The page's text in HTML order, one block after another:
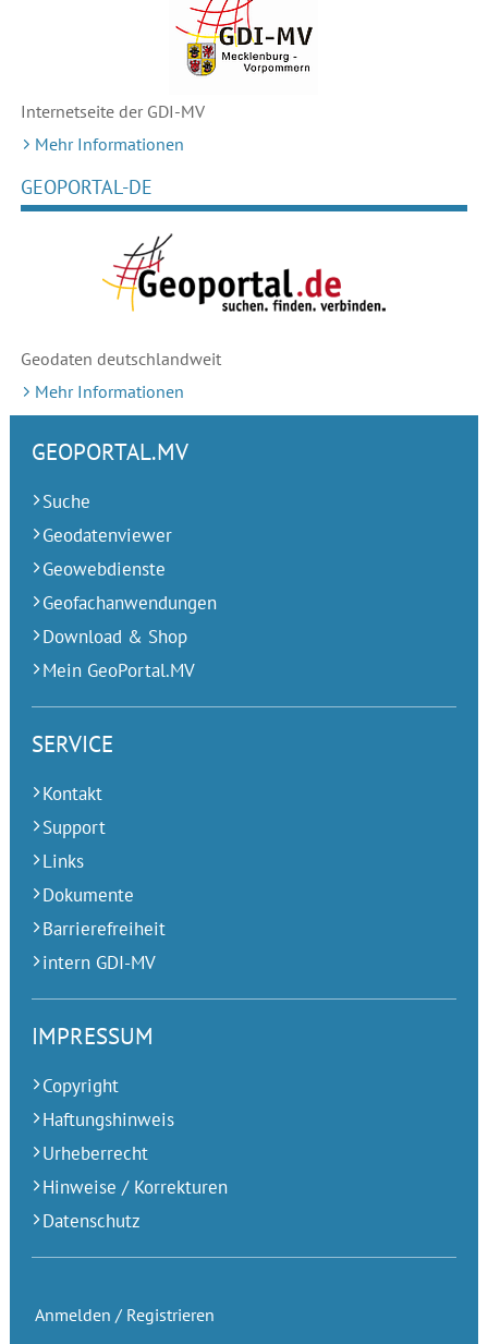
Internetseite der GDI-MV
Mehr Informationen
GEOPORTAL-DE
Geodaten deutschlandweit
Mehr Informationen
GEOPORTAL.MV
Suche
Geodatenviewer
Geowebdienste
Geofachanwendungen
Download & Shop
Mein GeoPortal.MV
SERVICE
Kontakt
Support
Links
Dokumente
Barrierefreiheit
intern GDI-MV
IMPRESSUM
Copyright
Haftungshinweis
Urheberrecht
Hinweise / Korrekturen
Datenschutz
Anmelden / Registrieren